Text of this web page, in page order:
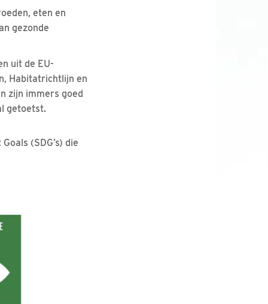
eten en
gezonde
uit de EU-
Habitatrichtlijn en
zijn immers goed
getoetst.
(SDG’s) die